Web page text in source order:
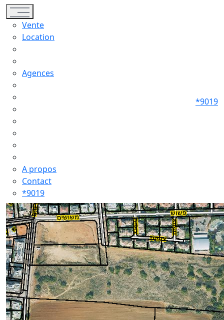
Toggle navigation
Vente
Location
Agences
A propos
Contact
*9019
*9019